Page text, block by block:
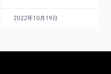
2022年10月19日